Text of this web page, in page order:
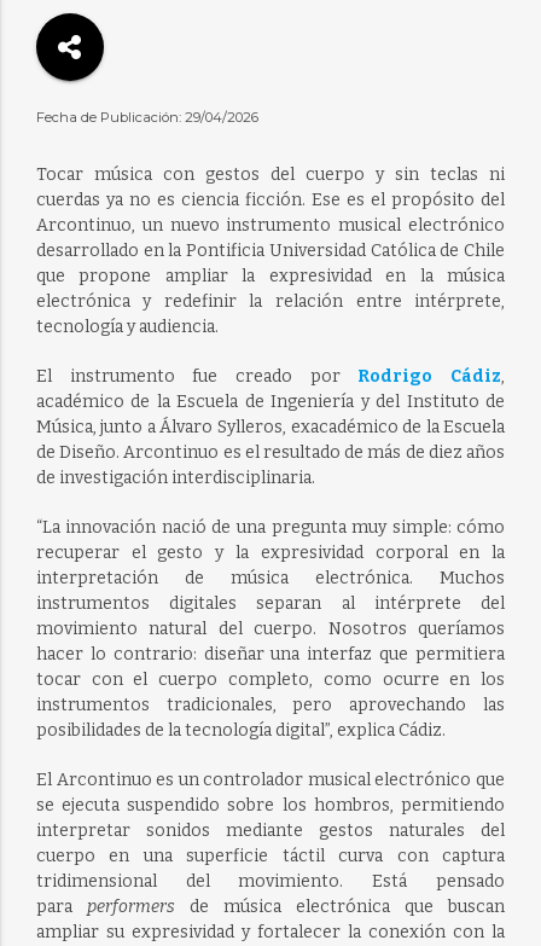
Fecha de Publicación: 29/04/2026
Tocar música con gestos del cuerpo y sin teclas ni
cuerdas ya no es ciencia ficción. Ese es el propósito del
Arcontinuo, un nuevo instrumento musical electrónico
desarrollado en la Pontificia Universidad Católica de Chile
que propone ampliar la expresividad en la música
electrónica y redefinir la relación entre intérprete,
tecnología y audiencia.
El instrumento fue creado por Rodrigo Cádiz,
académico de la Escuela de Ingeniería y del Instituto de
Música, junto a Álvaro Sylleros, exacadémico de la Escuela
de Diseño. Arcontinuo es el resultado de más de diez años
de investigación interdisciplinaria.
“La innovación nació de una pregunta muy simple: cómo
recuperar el gesto y la expresividad corporal en la
interpretación de música electrónica. Muchos
instrumentos digitales separan al intérprete del
movimiento natural del cuerpo. Nosotros queríamos
hacer lo contrario: diseñar una interfaz que permitiera
tocar con el cuerpo completo, como ocurre en los
instrumentos tradicionales, pero aprovechando las
posibilidades de la tecnología digital”, explica Cádiz.
El Arcontinuo es un controlador musical electrónico que
se ejecuta suspendido sobre los hombros, permitiendo
interpretar sonidos mediante gestos naturales del
cuerpo en una superficie táctil curva con captura
tridimensional del movimiento. Está pensado
para performers de música electrónica que buscan
ampliar su expresividad y fortalecer la conexión con la